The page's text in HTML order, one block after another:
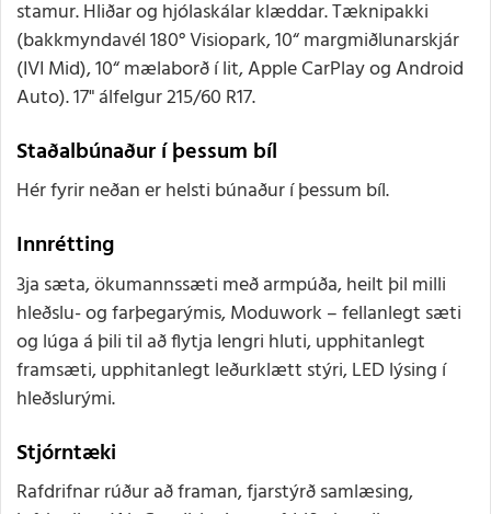
stamur. Hliðar og hjólaskálar klæddar. Tæknipakki
(bakkmyndavél 180° Visiopark, 10“ margmiðlunarskjár
(IVI Mid), 10“ mælaborð í lit, Apple CarPlay og Android
Auto). 17" álfelgur 215/60 R17.
Staðalbúnaður í þessum bíl
Hér fyrir neðan er helsti búnaður í þessum bíl.
Innrétting
3ja sæta, ökumannssæti með armpúða, heilt þil milli
hleðslu- og farþegarýmis, Moduwork – fellanlegt sæti
og lúga á þili til að flytja lengri hluti, upphitanlegt
framsæti, upphitanlegt leðurklætt stýri, LED lýsing í
hleðslurými.
Stjórntæki
Rafdrifnar rúður að framan, fjarstýrð samlæsing,